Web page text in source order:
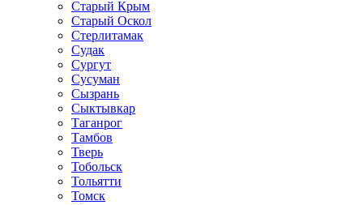
Старый Крым
Старый Оскол
Стерлитамак
Судак
Сургут
Сусуман
Сызрань
Сыктывкар
Таганрог
Тамбов
Тверь
Тобольск
Тольятти
Томск